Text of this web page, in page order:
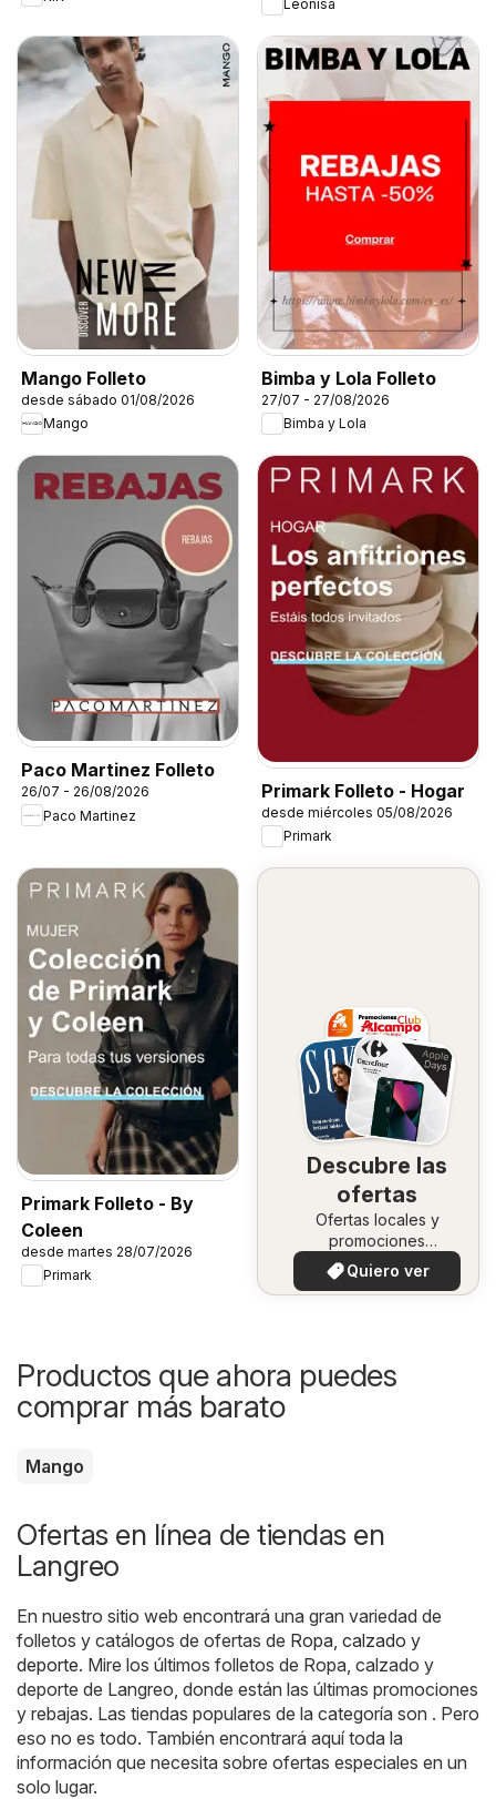
Leonisa
Mango Folleto
desde sábado 01/08/2026
Mango
Bimba y Lola Folleto
27/07 - 27/08/2026
Bimba y Lola
Paco Martinez Folleto
26/07 - 26/08/2026
Paco Martinez
Primark Folleto - Hogar
desde miércoles 05/08/2026
Primark
Primark Folleto - By
Coleen
desde martes 28/07/2026
Primark
Descubre las
ofertas
Ofertas locales y
promociones
especiales.
Quiero ver
Productos que ahora puedes
comprar más barato
Mango
Ofertas en línea de tiendas en
Langreo
En nuestro sitio web encontrará una gran variedad de
folletos y catálogos de ofertas de Ropa, calzado y
deporte. Mire los últimos folletos de Ropa, calzado y
deporte de Langreo, donde están las últimas promociones
y rebajas. Las tiendas populares de la categoría son . Pero
eso no es todo. También encontrará aquí toda la
información que necesita sobre ofertas especiales en un
solo lugar.